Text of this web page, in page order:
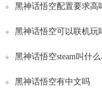
黑神话悟空配置要求高
黑神话悟空可以联机玩
黑神话悟空steam叫什
黑神话悟空有中文吗